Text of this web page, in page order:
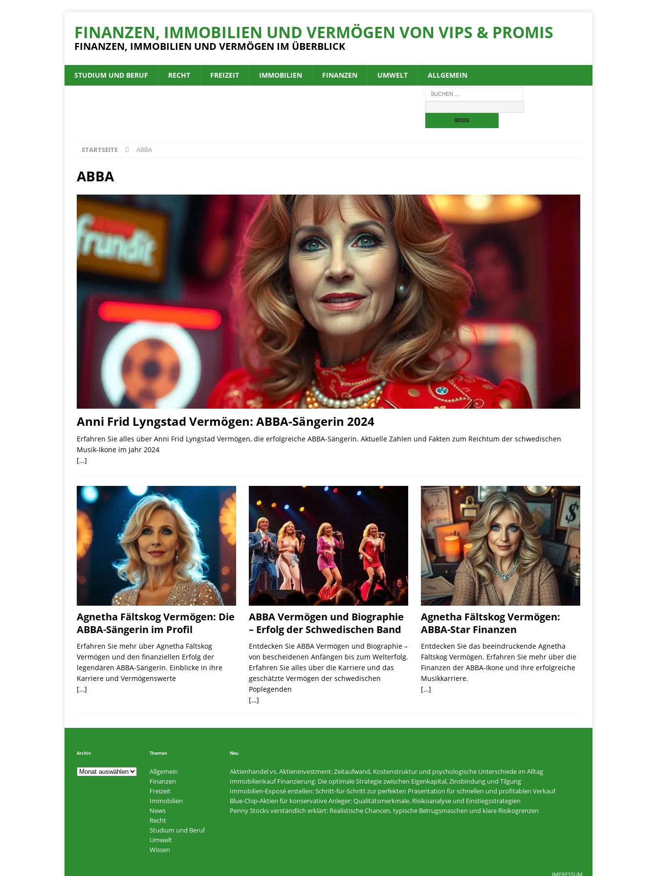
FINANZEN, IMMOBILIEN UND VERMÖGEN VON VIPS & PROMIS
FINANZEN, IMMOBILIEN UND VERMÖGEN IM ÜBERBLICK
STUDIUM UND BERUF RECHT FREIZEIT IMMOBILIEN FINANZEN UMWELT ALLGEMEIN
STARTSEITE ABBA
ABBA
Anni Frid Lyngstad Vermögen: ABBA-Sängerin 2024
Erfahren Sie alles über Anni Frid Lyngstad Vermögen, die erfolgreiche ABBA-Sängerin. Aktuelle Zahlen und Fakten zum Reichtum der schwedischen
Musik-Ikone im Jahr 2024
[…]
Agnetha Fältskog Vermögen: Die
ABBA-Sängerin im Profil
Erfahren Sie mehr über Agnetha Fältskog
Vermögen und den finanziellen Erfolg der
legendären ABBA-Sängerin. Einblicke in ihre
Karriere und Vermögenswerte
[…]
ABBA Vermögen und Biographie
– Erfolg der Schwedischen Band
Entdecken Sie ABBA Vermögen und Biographie –
von bescheidenen Anfängen bis zum Welterfolg.
Erfahren Sie alles über die Karriere und das
geschätzte Vermögen der schwedischen
Poplegenden
[…]
Agnetha Fältskog Vermögen:
ABBA-Star Finanzen
Entdecken Sie das beeindruckende Agnetha
Fältskog Vermögen. Erfahren Sie mehr über die
Finanzen der ABBA-Ikone und ihre erfolgreiche
Musikkarriere.
[…]
Archiv Themen
Allgemein
Finanzen
Freizeit
Immobilien
News
Recht
Studium und Beruf
Umwelt
Wissen
Neu
Aktienhandel vs. Aktieninvestment: Zeitaufwand, Kostenstruktur und psychologische Unterschiede im Alltag
Immobilienkauf Finanzierung: Die optimale Strategie zwischen Eigenkapital, Zinsbindung und Tilgung
Immobilien-Exposé erstellen: Schritt-für-Schritt zur perfekten Präsentation für schnellen und profitablen Verkauf
Blue-Chip-Aktien für konservative Anleger: Qualitätsmerkmale, Risikoanalyse und Einstiegsstrategien
Penny Stocks verständlich erklärt: Realistische Chancen, typische Betrugsmaschen und klare Risikogrenzen
IMPRESSUM